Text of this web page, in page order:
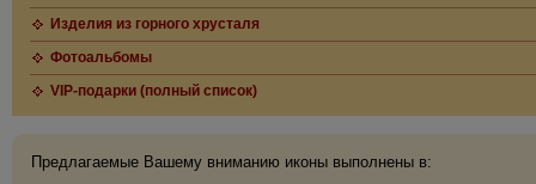
Изделия из горного хрусталя
Фотоальбомы
VIP-подарки (полный список)
Предлагаемые Вашему вниманию иконы выполнены в: